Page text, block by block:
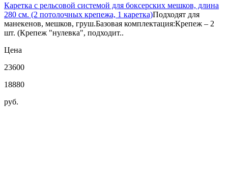
Каретка с рельсовой системой для боксерских мешков, длина
280 см. (2 потолочных крепежа, 1 каретка)Подходят для
манекенов, мешков, груш.Базовая комплектация:Крепеж – 2
шт. (Крепеж "нулевка", подходит..
Цена
23600
18880
руб.